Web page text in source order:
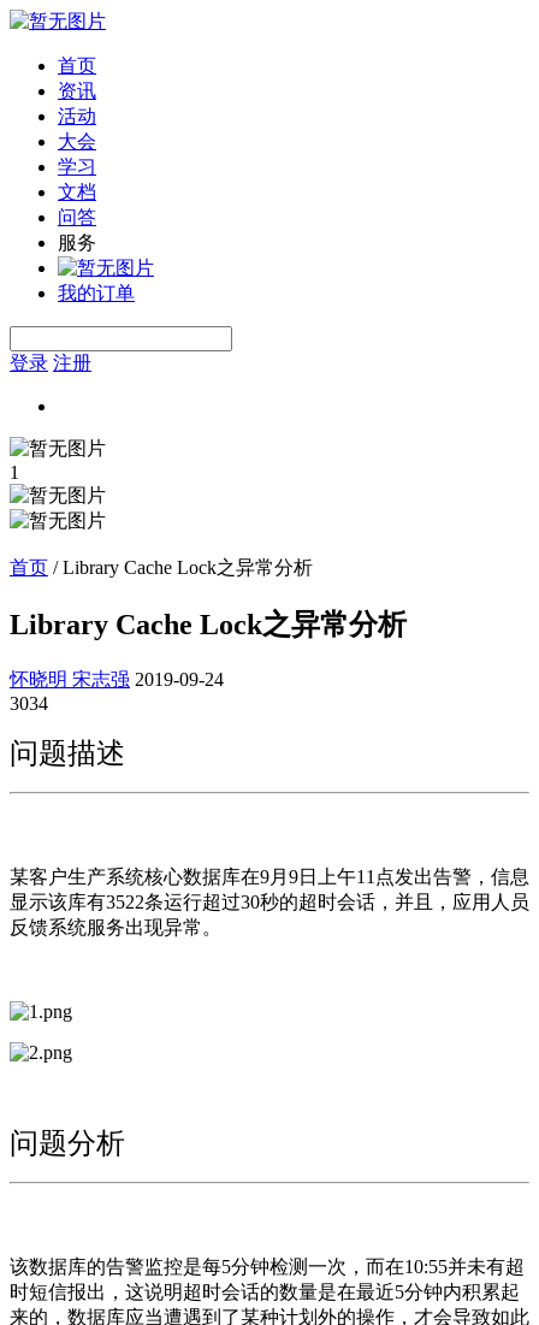
首页
资讯
活动
大会
学习
文档
问答
服务
我的订单
登录 注册
1
首页 /Library Cache Lock之异常分析
Library Cache Lock之异常分析
怀晓明 宋志强 2019-09-24
3034
问题描述
某客户生产系统核心数据库在9月9日上午11点发出告警，信息
显示该库有3522条运行超过30秒的超时会话，并且，应用人员
反馈系统服务出现异常。
问题分析
该数据库的告警监控是每5分钟检测一次，而在10:55并未有超
时短信报出，这说明超时会话的数量是在最近5分钟内积累起
来的，数据库应当遭遇到了某种计划外的操作，才会导致如此